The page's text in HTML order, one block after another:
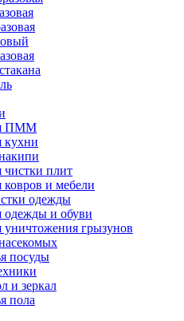
ПММ
кухни
чистки плит
ковров и мебели
одежды
одежды и обуви
уничтожения грызунов
посуды
и зеркал
пола